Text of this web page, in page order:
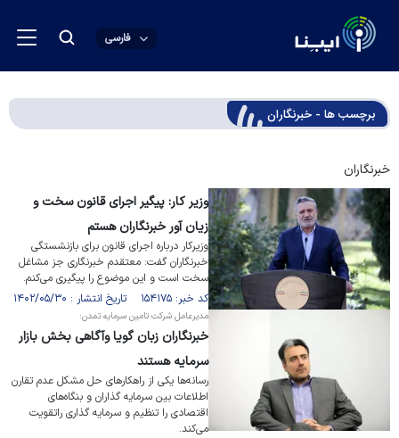
فارسی
برچسب ها - خبرنگاران
خبرنگاران
وزیر کار: پیگیر اجرای قانون سخت و
زیان آور خبرنگاران هستم
وزیرکار درباره اجرای قانون برای بازنشستگی
خبرنگاران گفت: معتقدم خبرنگاری جز مشاغل
سخت است و این موضوع را پیگیری می‌کنم.
کد خبر: ۱۵۴۱۷۵ تاریخ انتشار : ۱۴۰۲/۰۵/۳۰
مدیرعامل شرکت تامین سرمایه تمدن:
خبرنگاران زبان گویا وآگاهی بخش بازار
سرمایه هستند
رسانه‌ها یکی از راهکار‌های حل مشکل عدم تقارن
اطلاعات بین سرمایه گذاران و بنگاه‌های
اقتصادی را تنظیم و سرمایه گذاری راتقویت
می‌کند.